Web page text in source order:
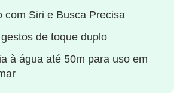
com Siri e Busca Precisa
de toque duplo
à água até 50m para uso em